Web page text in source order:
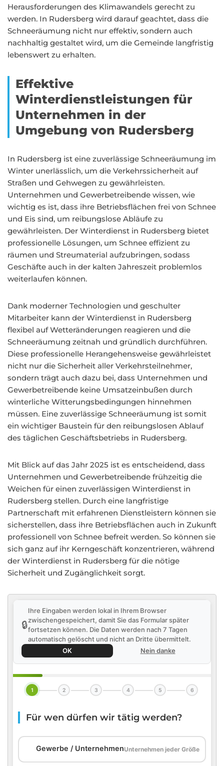
Herausforderungen des Klimawandels gerecht zu
werden. In Rudersberg wird darauf geachtet, dass die
Schneeräumung nicht nur effektiv, sondern auch
nachhaltig gestaltet wird, um die Gemeinde langfristig
lebenswert zu erhalten.
Effektive
Winterdienstleistungen für
Unternehmen in der
Umgebung von Rudersberg
In Rudersberg ist eine zuverlässige Schneeräumung im
Winter unerlässlich, um die Verkehrssicherheit auf
Straßen und Gehwegen zu gewährleisten.
Unternehmen und Gewerbetreibende wissen, wie
wichtig es ist, dass ihre Betriebsflächen frei von Schnee
und Eis sind, um reibungslose Abläufe zu
gewährleisten. Der Winterdienst in Rudersberg bietet
professionelle Lösungen, um Schnee effizient zu
räumen und Streumaterial aufzubringen, sodass
Geschäfte auch in der kalten Jahreszeit problemlos
weiterlaufen können.
Dank moderner Technologien und geschulter
Mitarbeiter kann der Winterdienst in Rudersberg
flexibel auf Wetteränderungen reagieren und die
Schneeräumung zeitnah und gründlich durchführen.
Diese professionelle Herangehensweise gewährleistet
nicht nur die Sicherheit aller Verkehrsteilnehmer,
sondern trägt auch dazu bei, dass Unternehmen und
Gewerbetreibende keine Umsatzeinbußen durch
winterliche Witterungsbedingungen hinnehmen
müssen. Eine zuverlässige Schneeräumung ist somit
ein wichtiger Baustein für den reibungslosen Ablauf
des täglichen Geschäftsbetriebs in Rudersberg.
Mit Blick auf das Jahr 2025 ist es entscheidend, dass
Unternehmen und Gewerbetreibende frühzeitig die
Weichen für einen zuverlässigen Winterdienst in
Rudersberg stellen. Durch eine langfristige
Partnerschaft mit erfahrenen Dienstleistern können sie
sicherstellen, dass ihre Betriebsflächen auch in Zukunft
professionell von Schnee befreit werden. So können sie
sich ganz auf ihr Kerngeschäft konzentrieren, während
der Winterdienst in Rudersberg für die nötige
Sicherheit und Zugänglichkeit sorgt.
🔒
Ihre Eingaben werden lokal in Ihrem Browser
zwischengespeichert, damit Sie das Formular später
fortsetzen können. Die Daten werden nach 7 Tagen
automatisch gelöscht und nicht an Dritte übermittelt.
OK
Nein danke
1 2 3 4 5 6
Für wen dürfen wir tätig werden?
Gewerbe / UnternehmenUnternehmen jeder Größe